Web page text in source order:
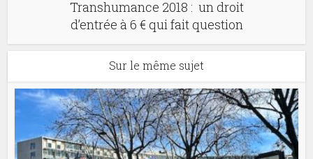
Transhumance 2018 : un droit
d’entrée à 6 € qui fait question
Sur le même sujet